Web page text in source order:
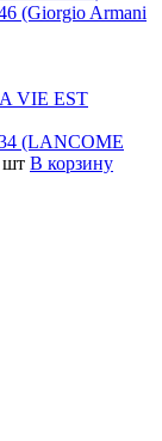
(Giorgio Armani
(LANCOME
шт В корзину